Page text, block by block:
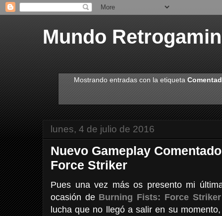
Mundo
Mostrando entradas con la etiqueta
lunes, 4 de julio de 2016
Nuevo Gameplay
Force Striker
Pues una vez más os presento mi
ocasión de Burning Fists: Force Striker
lucha que no llegó a salir en su